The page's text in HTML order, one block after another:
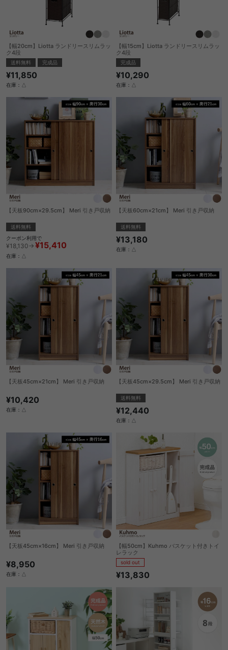
【幅20cm】Liotta ランドリースリムラッ
ク4段
送料無料 完成品
¥11,850
在庫：△
【幅15cm】Liotta ランドリースリムラッ
ク4段
完成品
¥10,290
在庫：△
【天板90cm×29.5cm】 Meri 引き戸収納
送料無料
クーポン利用で
¥18,130→ ¥15,410
在庫：△
【天板60cm×21cm】 Meri 引き戸収納
送料無料
¥13,180
在庫：△
【天板45cm×21cm】 Meri 引き戸収納
¥10,420
在庫：△
【天板45cm×29.5cm】 Meri 引き戸収納
送料無料
¥12,440
在庫：△
【天板45cm×16cm】 Meri 引き戸収納
¥8,950
在庫：△
【幅50cm】Kuhmo バスケット付きトイ
レラック
sold out
¥13,830